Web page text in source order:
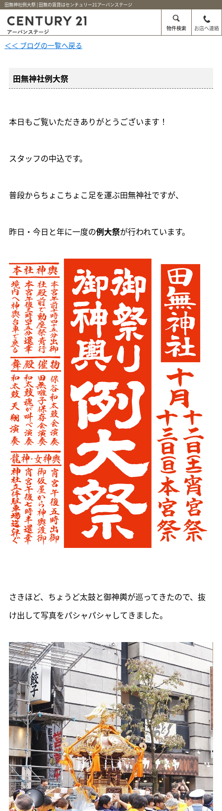
田無神社例大祭 | 田無の賃貸はセンチュリー21アーバンステージ
物件検索 お店へ連絡
＜＜ ブログの一覧へ戻る
田無神社例大祭
本日もご覧いただきありがとうございます！
スタッフの中込です。
普段からちょこちょこ足を運ぶ田無神社ですが、
昨日・今日と年に一度の例大祭が行われています。
さきほど、ちょうど太鼓と御神輿が巡ってきたので、抜
け出して写真をパシャパシャしてきました。